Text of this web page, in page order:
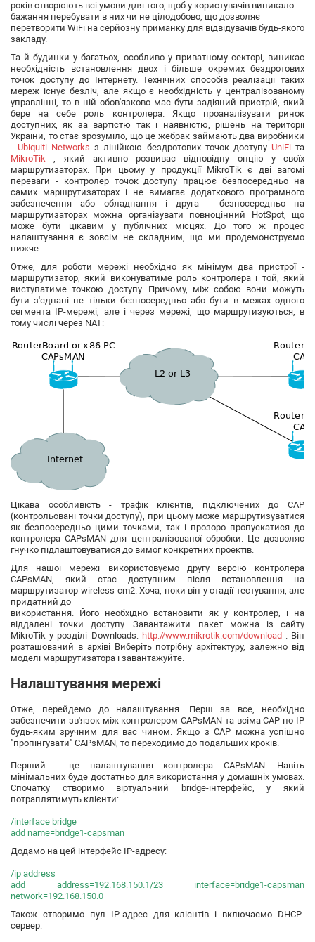
років створюють всі умови для того, щоб у користувачів виникало
бажання перебувати в них чи не цілодобово, що дозволяє
перетворити WiFi на серйозну приманку для відвідувачів будь-якого
закладу.
Та й будинки у багатьох, особливо у приватному секторі, виникає
необхідність встановлення двох і більше окремих бездротових
точок доступу до Інтернету. Технічних способів реалізації таких
мереж існує безліч, але якщо є необхідність у централізованому
управлінні, то в ній обов'язково має бути задіяний пристрій, який
бере на себе роль контролера. Якщо проаналізувати ринок
доступних, як за вартістю так і наявністю, рішень на території
України, то стає зрозуміло, що це жебрак займають два виробники
- Ubiquiti Networks з лінійкою бездротових точок доступу UniFiта
MikroTik , який активно розвиває відповідну опцію у своїх
маршрутизаторах. При цьому у продукції MikroTik є дві вагомі
переваги - контролер точок доступу працює безпосередньо на
самих маршрутизаторах і не вимагає додаткового програмного
забезпечення або обладнання і друга - безпосередньо на
маршрутизаторах можна організувати повноцінний HotSpot, що
може бути цікавим у публічних місцях. До того ж процес
налаштування є зовсім не складним, що ми продемонструємо
нижче.
Отже, для роботи мережі необхідно як мінімум два пристрої -
маршрутизатор, який виконуватиме роль контролера і той, який
виступатиме точкою доступу. Причому, між собою вони можуть
бути з'єднані не тільки безпосередньо або бути в межах одного
сегмента IP-мережі, але і через мережі, що маршрутизуються, в
тому числі через NAT:
Цікава особливість - трафік клієнтів, підключених до CAP
(контрольовані точки доступу), при цьому може маршрутизуватися
як безпосередньо цими точками, так і прозоро пропускатися до
контролера CAPsMAN для централізованої обробки. Це дозволяє
гнучко підлаштовуватися до вимог конкретних проектів.
Для нашої мережі використовуємо другу версію контролера
CAPsMAN, який стає доступним після встановлення на
маршрутизатор wireless-cm2. Хоча, поки він у стадії тестування, але
придатний до
використання. Його необхідно встановити як у контролер, і на
віддалені точки доступу. Завантажити пакет можна із сайту
MikroTik у розділі Downloads: http://www.mikrotik.com/download . Він
розташований в архіві Виберіть потрібну архітектуру, залежно від
моделі маршрутизатора і завантажуйте.
Налаштування мережі
Отже, перейдемо до налаштування. Перш за все, необхідно
забезпечити зв'язок між контролером CAPsMAN та всіма CAP по IP
будь-яким зручним для вас чином. Якщо з CAP можна успішно
"пропінгувати" CAPsMAN, то переходимо до подальших кроків.
Перший - це налаштування контролера CAPsMAN. Навіть
мінімальних буде достатньо для використання у домашніх умовах.
Спочатку створимо віртуальний bridge-інтерфейс, у який
потраплятимуть клієнти:
/interface bridge
add name=bridge1-capsman
Додамо на цей інтерфейс IP-адресу:
/ip address
add address=192.168.150.1/23 interface=bridge1-capsman
network=192.168.150.0
Також створимо пул IP-адрес для клієнтів і включаємо DHCP-
сервер: